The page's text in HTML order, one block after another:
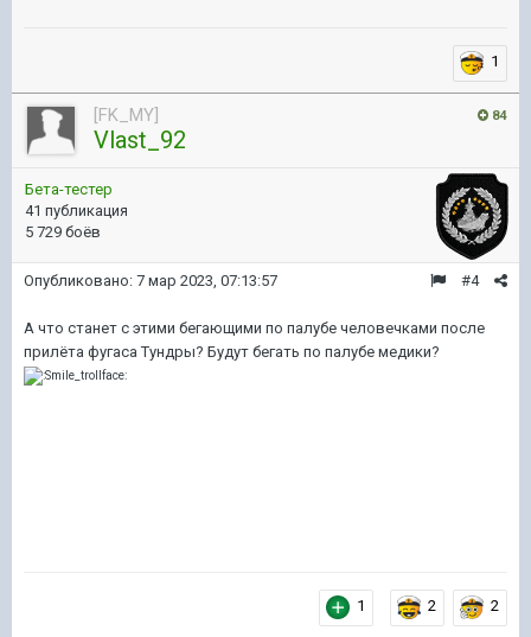
1
84
[FK_MY]
Vlast_92
Бета-тестер
41 публикация
5 729 боёв
#4
Опубликовано: 7 мар 2023, 07:13:57
А что станет с этими бегающими по палубе человечками после
прилёта фугаса Тундры? Будут бегать по палубе медики?
1 2 2